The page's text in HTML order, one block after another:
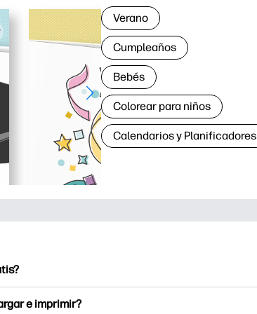
Verano
Cumpleaños
Bebés
Colorear para niños
Calendarios y Planificadores
e imprimir?